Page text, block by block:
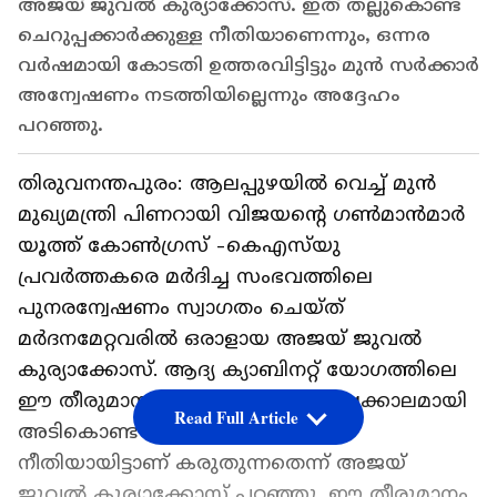
അജയ് ജുവൽ കുര്യാക്കോസ്. ഇത് തല്ലുകൊണ്ട
ചെറുപ്പക്കാർക്കുള്ള നീതിയാണെന്നും, ഒന്നര
വർഷമായി കോടതി ഉത്തരവിട്ടിട്ടും മുൻ സർക്കാർ
അന്വേഷണം നടത്തിയില്ലെന്നും അദ്ദേഹം
പറഞ്ഞു.
തിരുവനന്തപുരം: ആലപ്പുഴയിൽ വെച്ച് മുൻ
മുഖ്യമന്ത്രി പിണറായി വിജയന്‍റെ ഗൺമാൻമാർ
യൂത്ത് കോൺഗ്രസ് -കെഎസ്‌യു
പ്രവർത്തകരെ മർദിച്ച സംഭവത്തിലെ
പുനരന്വേഷണം സ്വാഗതം ചെയ്ത്
മർദനമേറ്റവരിൽ ഒരാളായ അജയ് ജുവൽ
കുര്യാക്കോസ്. ആദ്യ ക്യാബിനറ്റ് യോഗത്തിലെ
ഈ തീരുമാനം ഈ നാട്ടിൽ 10 വർഷക്കാലമായി
അടികൊണ്ട ചെറുപ്പക്കാർക്കുള്ള
നീതിയായിട്ടാണ് കരുതുന്നതെന്ന് അജയ്
Read Full Article